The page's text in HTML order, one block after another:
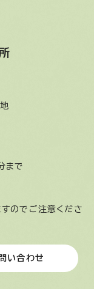
まで
のでご注意くださ
い合わせ